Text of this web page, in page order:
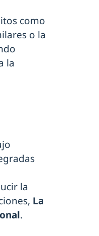
como
o la
la
la
La
.